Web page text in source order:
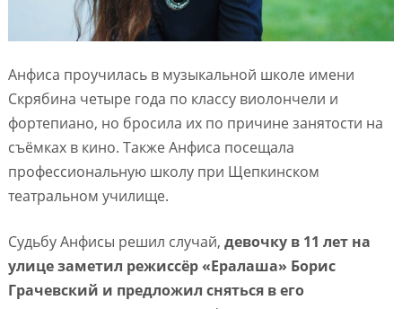
Анфиса проучилась в музыкальной школе имени
Скрябина четыре года по классу виолончели и
фортепиано, но бросила их по причине занятости на
съёмках в кино. Также Анфиса посещала
профессиональную школу при Щепкинском
театральном училище.
Судьбу Анфисы решил случай, девочку в 11 лет на
улице заметил режиссёр «Ералаша» Борис
Грачевский и предложил сняться в его